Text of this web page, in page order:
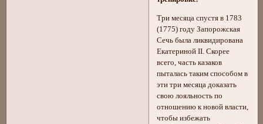
Три месяца спустя в 1783
(1775) году Запорожская
Сечь была ликвидирована
Екатериной II. Скорее
всего, часть казаков
пыталась таким способом в
эти три месяца доказать
свою лояльность по
отношению к новой власти,
чтобы избежать